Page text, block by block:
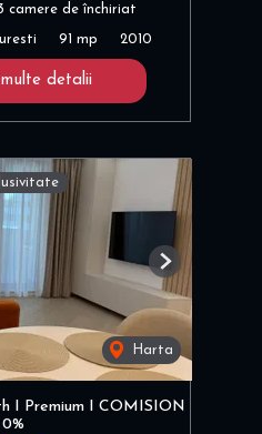
camere de închiriat
91 mp 2010
detalii
Harta
Next
I Premium I COMISION
0%